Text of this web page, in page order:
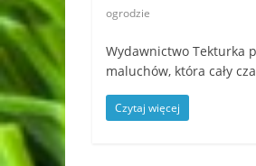
ogrodzie
Wydawnictwo Tekturka
maluchów, która cały
Czytaj więcej